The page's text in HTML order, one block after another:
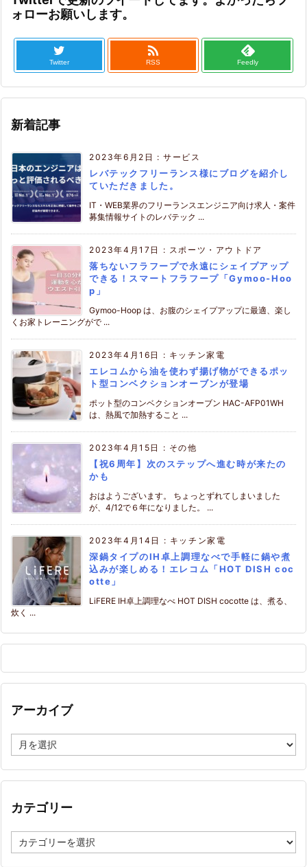
ォローお願いします。
Twitter

RSS Feedly
新着記事
2023年6月2日 :サービス
レバテックフリーランス様にブログを紹介し
ていただきました。
IT・WEB業界のフリーランスエンジニア向け求人・案件
募集情報サイトのレバテック ...
2023年4月17日 : スポーツ・アウトドア
落ちないフラフープで永遠にシェイプアップ
できる！スマートフラフープ「Gymoo-Hoo
p」
Gymoo-Hoop は、お腹のシェイプアップに最適、楽し
くお家トレーニングがで ...
2023年4月16日 : キッチン家電
エレコムから油を使わず揚げ物ができるポッ
ト型コンベクションオーブンが登場
ポット型のコンベクションオーブン HAC-AFP01WH
は、熱風で加熱すること ...
2023年4月15日 : その他
【祝6周年】次のステップへ進む時が来たの
かも
おはようございます。 ちょっとずれてしまいました
が、4/12で６年になりました。 ...
2023年4月14日 : キッチン家電
深鍋タイプのIH卓上調理なべで手軽に鍋や煮
込みが楽しめる！エレコム「HOT DISH coc
otte」
LiFERE IH卓上調理なべ HOT DISH cocotte は、煮る、
炊く ...
アーカイブ
ー
イ
カテゴリー
テ